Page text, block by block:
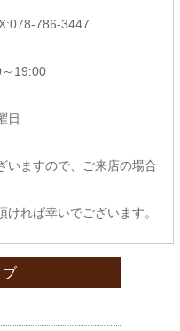
786-3447
19:00
日
いますので、ご来店の場合
れば幸いでございます。
ブ